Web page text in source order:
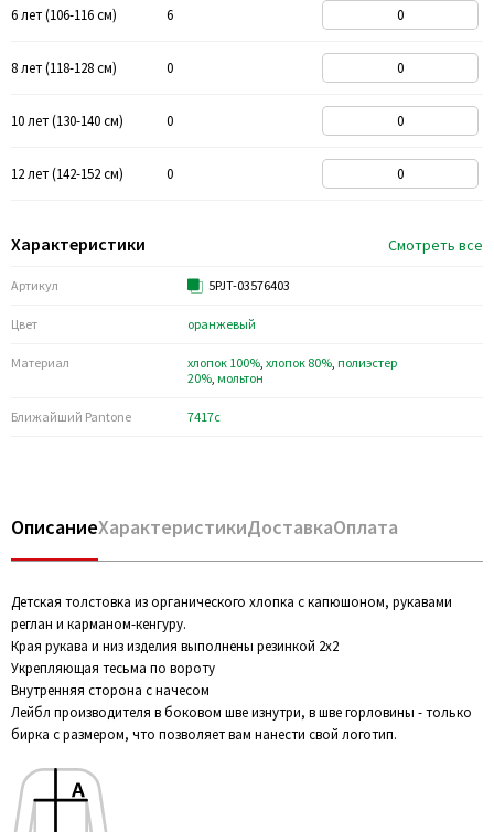
6 лет (106-116 см) 6
8 лет (118-128 см) 0
10 лет (130-140 см) 0
12 лет (142-152 см) 0
Характеристики Смотреть все
Артикул 5PJT-03576403
Цвет оранжевый
Материал хлопок 100%, хлопок 80%, полиэстер
20%, мольтон
Ближайший Pantone 7417c
ОписаниеХарактеристикиДоставкаОплата
Детская толстовка из органического хлопка с капюшоном, рукавами
реглан и карманом-кенгуру.
Края рукава и низ изделия выполнены резинкой 2х2
Укрепляющая тесьма по вороту
Внутренняя сторона с начесом
Лейбл производителя в боковом шве изнутри, в шве горловины - только
бирка с размером, что позволяет вам нанести свой логотип.